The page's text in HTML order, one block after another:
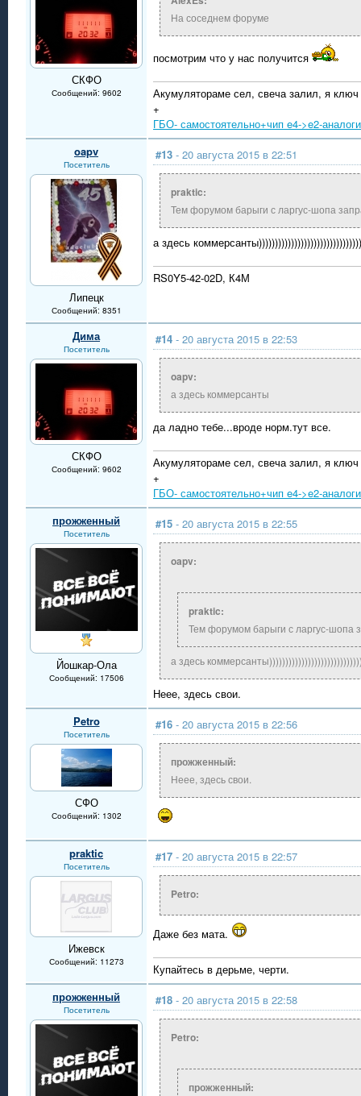
СКФО
Сообщений: 9602
На соседнем форуме
посмотрим что у нас получится
Акумулятораме сел, свеча залил, я
+
ГБО- самостоятельно+чип e4->e2-
oapv
Посетитель
Липецк
Сообщений: 8351
#13 - 20 августа 2015 в 22:51
praktic:
Тем форумом барыги с ларгус-шопа
а здесь
RS0Y5-42-02D, К4М
Дима
Посетитель
СКФО
Сообщений: 9602
#14 - 20 августа 2015 в 22:53
oapv:
а здесь коммерсанты
да ладно тебе...вроде норм.тут все.
Акумулятораме сел, свеча залил, я
+
ГБО- самостоятельно+чип e4->e2-
прожженный
Посетитель
Йошкар-Ола
Сообщений: 17506
#15 - 20 августа 2015 в 22:55
oapv:
praktic:
Тем форумом барыги с ларгус-шопа
а здесь
Неее, здесь свои.
Petro
Посетитель
СФО
Сообщений: 1302
#16 - 20 августа 2015 в 22:56
прожженный:
Неее, здесь свои.
praktic
Посетитель
Ижевск
Сообщений: 11273
#17 - 20 августа 2015 в 22:57
Petro:
Даже без мата.
Купайтесь в дерьме, черти.
прожженный
Посетитель
#18 - 20 августа 2015 в 22:58
Petro:
прожженный: